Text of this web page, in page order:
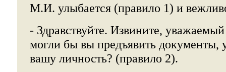
М.И. улыбается (правило 1) и
- Здравствуйте. Извините,
могли бы вы предъявить документы,
вашу личность? (правило 2).